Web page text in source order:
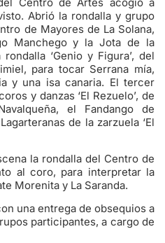
Abrió la rondalla y grupo
de Mayores de La Solana,
Manchego y la Jota de la
‘Genio y Figura’, del
para tocar Serrana mía,
y una isa canaria. El tercer
y danzas ‘El Rezuelo’, de
el Fandango de
de la zarzuela ‘El
la rondalla del Centro de
al coro, para interpretar la
Morenita y La Saranda.
entrega de obsequios a
participantes, a cargo de